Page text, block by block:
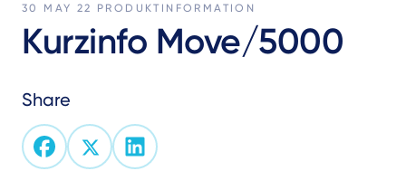
30 MAY 22 PRODUKTINFORMATION
Kurzinfo Move/5000
Share